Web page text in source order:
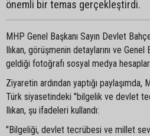
önemli bir temas gerçekleştirdi.
MHP Genel Başkanı Sayın Devlet
Ilıkan, görüşmenin detaylarını ve
geldiği fotoğrafı sosyal medya
Ziyaretin ardından yaptığı paylaşımda,
Türk siyasetindeki "bilgelik ve devlet
Ilıkan, şu ifadeleri kullandı:
"Bilgeliği, devlet tecrübesi ve millet